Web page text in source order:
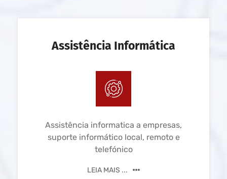
Assistência Informática
Assistência informatica a empresas,
suporte informático local, remoto e
telefónico
LEIA MAIS ...